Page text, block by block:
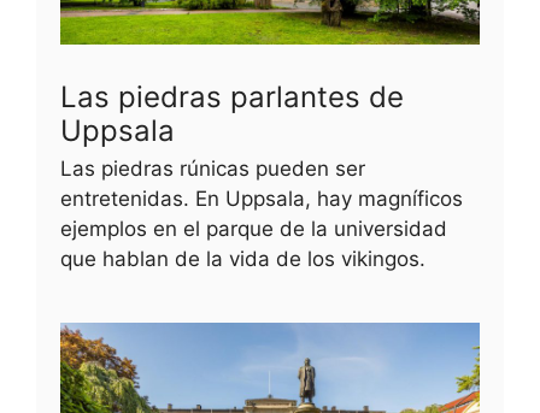
Las piedras parlantes de
Uppsala
Las piedras rúnicas pueden ser
entretenidas. En Uppsala, hay magníficos
ejemplos en el parque de la universidad
que hablan de la vida de los vikingos.